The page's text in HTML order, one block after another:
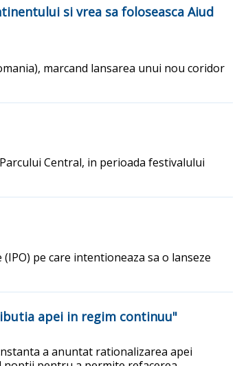
si vrea sa foloseasca Aiud
marcand lansarea unui nou coridor
Central, in perioada festivalului
pe care intentioneaza sa o lanseze
apei in regim continuu"
a anuntat rationalizarea apei